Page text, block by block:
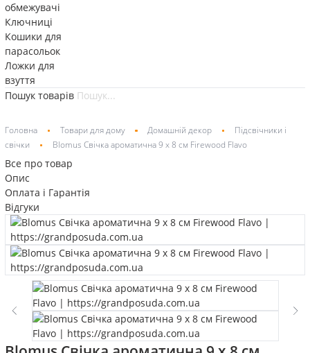
обмежувачі
Ключниці
Кошики для
парасольок
Ложки для
взуття
Пошук товарів
Головна Товари для дому Домашній декор
Підсвічники і
свічки
Blomus Свічка ароматична 9 х 8 см Firewood Flavo
Все про товар
Опис
Оплата і Гарантія
Відгуки